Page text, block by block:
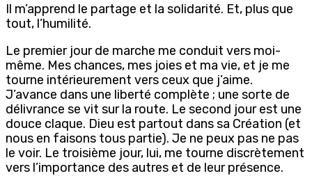
Il m’apprend le partage et la solidarité. Et, plus que
tout, l’humilité.
Le premier jour de marche me conduit vers moi-
même. Mes chances, mes joies et ma vie, et je me
tourne intérieurement vers ceux que j’aime.
J’avance dans une liberté complète ; une sorte de
délivrance se vit sur la route. Le second jour est une
douce claque. Dieu est partout dans sa Création (et
nous en faisons tous partie). Je ne peux pas ne pas
le voir. Le troisième jour, lui, me tourne discrètement
vers l’importance des autres et de leur présence.